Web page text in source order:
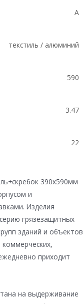
A
текстиль / алюминий
590
3.47
22
390х590мм
и
Изделия
грязезащитных
зданий и объектов
приходит
на выдерживание